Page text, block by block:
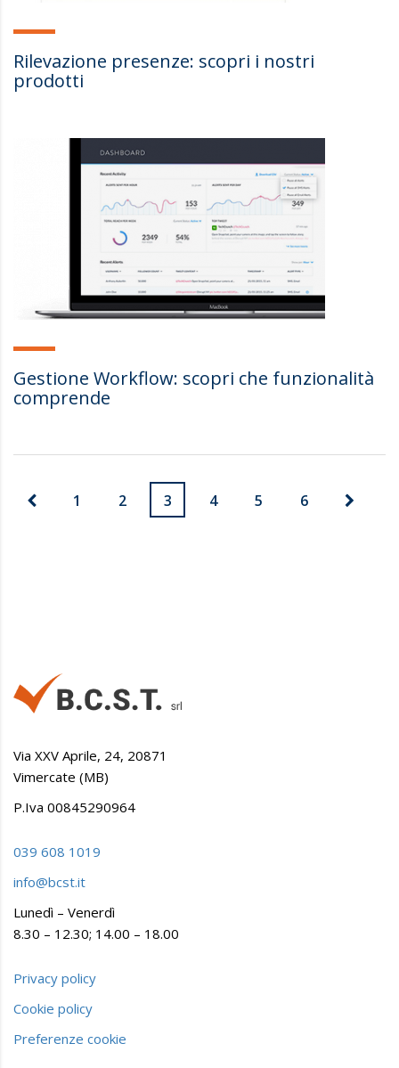
Rilevazione presenze: scopri i nostri
prodotti
Gestione Workflow: scopri che funzionalità
comprende
1 2 3 4 5 6
Via XXV Aprile, 24, 20871
Vimercate (MB)
P.Iva 00845290964
039 608 1019
info@bcst.it
Lunedì – Venerdì
8.30 – 12.30; 14.00 – 18.00
Privacy policy
Cookie policy
Preferenze cookie